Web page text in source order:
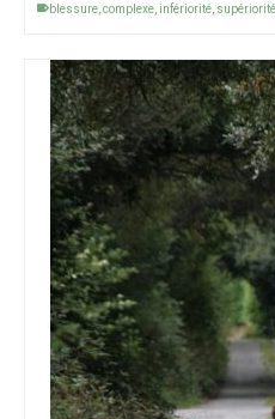
blessure complexe infériorité supériorité